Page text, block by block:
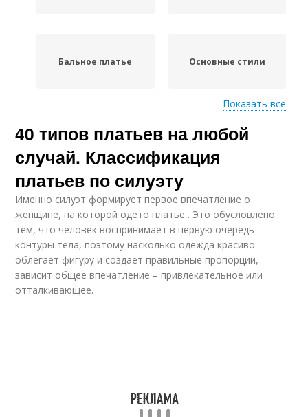
Бальное платье Основные стили
Летние платья Длинные платья
Платье с завязкой
Показать все
40 типов платьев на любой
случай. Классификация
платьев по силуэту
Именно силуэт формирует первое впечатление о
женщине, на которой одето платье . Это обусловлено
тем, что человек воспринимает в первую очередь
контуры тела, поэтому насколько одежда красиво
облегает фигуру и создаёт правильные пропорции,
зависит общее впечатление – привлекательное или
отталкивающее.